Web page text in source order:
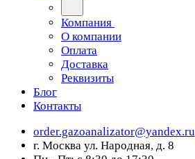
Компания
О компании
Оплата
Доставка
Реквизиты
Блог
Контакты
order.gazoanalizator@yandex.ru
г. Москва ул. Народная, д. 8